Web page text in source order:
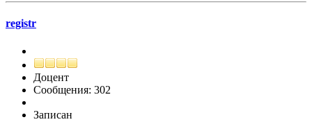
registr
Доцент
Сообщения: 302
Записан